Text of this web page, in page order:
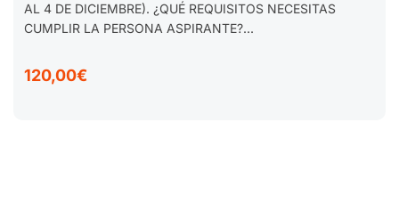
AL 4 DE DICIEMBRE). ¿QUÉ REQUISITOS NECESITAS
CUMPLIR LA PERSONA ASPIRANTE?...
120,00€